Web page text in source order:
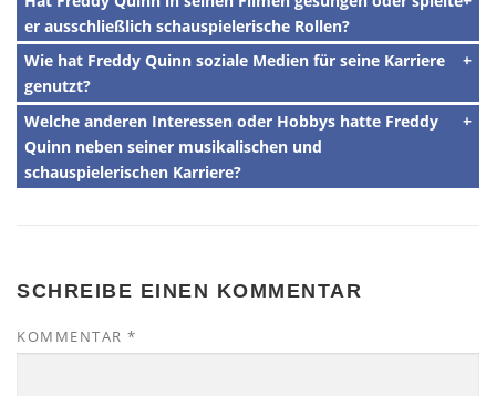
er ausschließlich schauspielerische Rollen?
Wie hat Freddy Quinn soziale Medien für seine Karriere
genutzt?
Welche anderen Interessen oder Hobbys hatte Freddy
Quinn neben seiner musikalischen und
schauspielerischen Karriere?
SCHREIBE EINEN KOMMENTAR
KOMMENTAR *